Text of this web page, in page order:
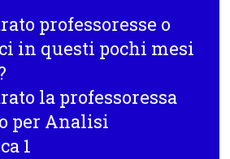
professoresse o
in questi pochi mesi
la professoressa
per Analisi
1